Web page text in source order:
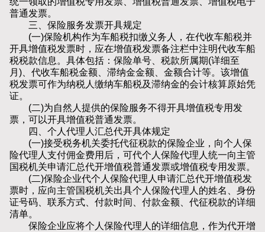
普通发票。
三、保险服务发票开具规定
(一)保险机构作为车船税扣缴义务人，在代收车船税并
开具增值税发票时，应在增值税发票备注栏中注明代收车船
税税款信息。具体包括：保险单号、税款所属期(详细至
月)、代收车船税金额、滞纳金金额、金额合计等。该增值
税发票可作为纳税人缴纳车船税及滞纳金的会计核算原始凭
证。
(二)为自然人提供的保险服务不得开具增值税专用发
票，可以开具增值税普通发票。
四、个人代理人汇总代开具体规定
(一)接受税务机关委托代征税款的保险企业，向个人保
险代理人支付佣金费用后，可代个人保险代理人统一向主管
国税机关申请汇总代开增值税普通发票或增值税专用发票。
(二)保险企业代个人保险代理人申请汇总代开增值税发
票时，应向主管国税机关出具个人保险代理人的姓名、身份
证号码、联系方式、付款时间、付款金额、代征税款的详细
清单。
保险企业应将个人保险代理人的详细信息，作为代开增